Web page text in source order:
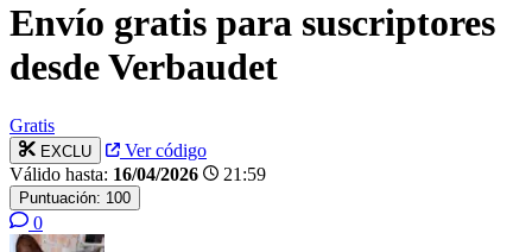
Envío gratis para suscriptores
desde Verbaudet
Gratis
EXCLU
Ver código
Válido hasta: 16/04/2026 21:59
Puntuación: 100
0